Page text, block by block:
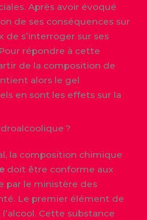
Après avoir évoqué
de ses conséquences sur
de s’interroger sur ses
répondre à cette
de la composition de
alors le gel
en sont les effets sur la
?
la composition chimique
doit être conforme aux
par le ministère des
Le premier élément de
Cette substance